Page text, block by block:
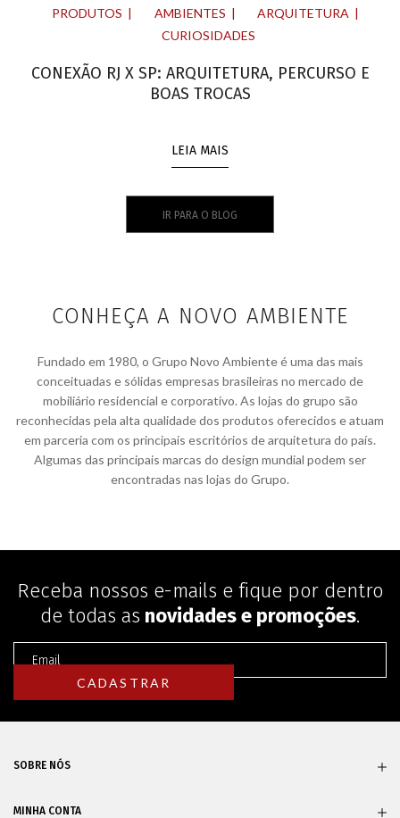
PRODUTOS
AMBIENTES
ARQUITETURA
CURIOSIDADES
CONEXÃO RJ X SP: ARQUITETURA, PERCURSO E
BOAS TROCAS
LEIA MAIS
IR PARA O BLOG
CONHEÇA A NOVO AMBIENTE
Fundado em 1980, o Grupo Novo Ambiente é uma das mais
conceituadas e sólidas empresas brasileiras no mercado de
mobiliário residencial e corporativo. As lojas do grupo são
reconhecidas pela alta qualidade dos produtos oferecidos e atuam
em parceria com os principais escritórios de arquitetura do país.
Algumas das principais marcas do design mundial podem ser
encontradas nas lojas do Grupo.
Receba nossos e-mails e fique por dentro
de todas as novidades e promoções.
SOBRE NÓS
MINHA CONTA